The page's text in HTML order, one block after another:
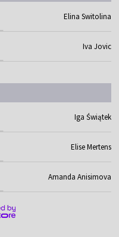
Elina Switolina
Iva Jovic
Iga Świątek
Elise Mertens
Amanda Anisimova